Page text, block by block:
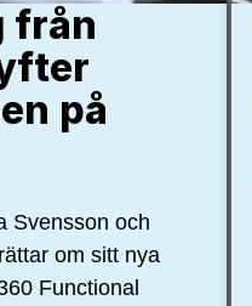
från
på
Svensson och
om sitt nya
Functional